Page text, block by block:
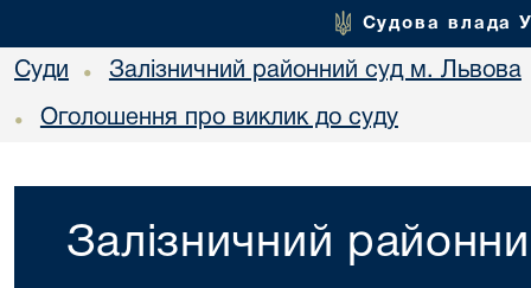
Судова влада
Суди • Залізничний районний суд м. Львова
• Оголошення про виклик до суду
Залізничний